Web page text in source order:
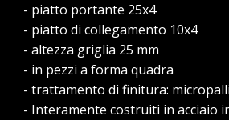
- piatto portante 25x4
- piatto di collegamento 10x4
- altezza griglia 25 mm
- in pezzi a forma quadra
- trattamento di finitura:
- Interamente costruiti in acciaio